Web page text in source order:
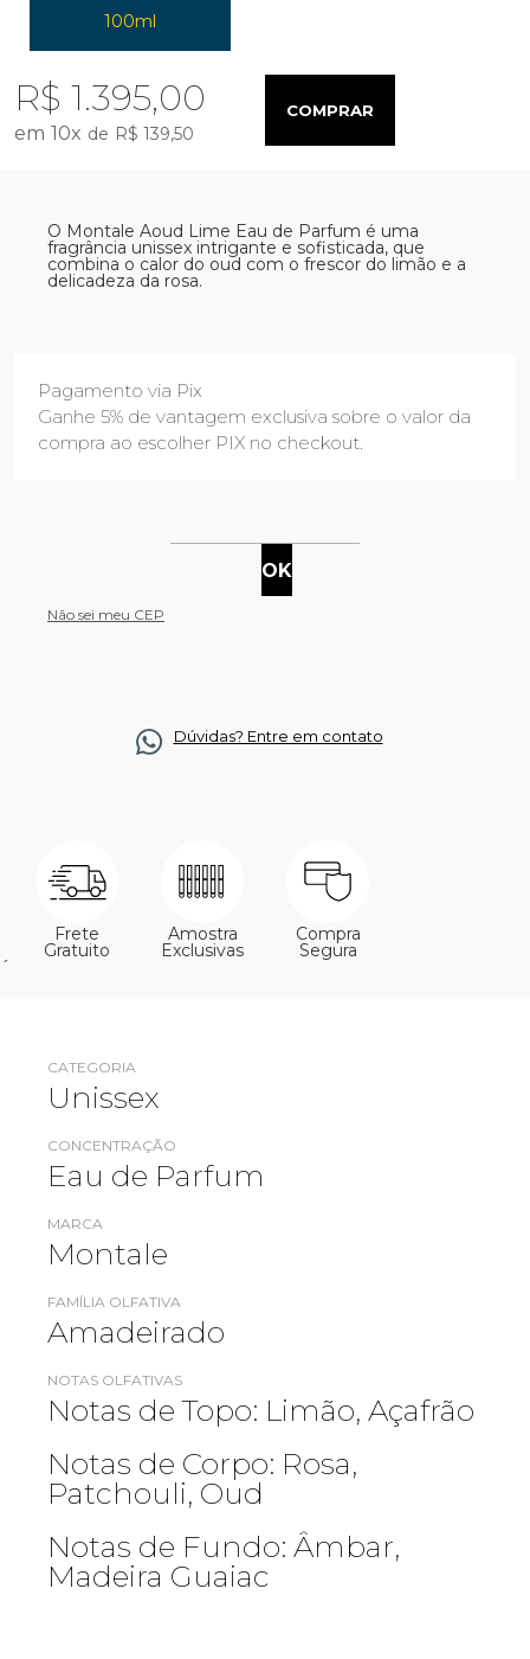
100ml
R$ 1.395,00
10x R$ 139,50
COMPRAR
O Montale Aoud Lime Eau de Parfum é uma
fragrância unissex intrigante e sofisticada, que
combina o calor do oud com o frescor do limão e a
delicadeza da rosa.
Pagamento via Pix
Ganhe 5% de vantagem exclusiva sobre o valor da
compra ao escolher PIX no checkout.
Não sei meu CEP
Dúvidas? Entre em contato
Frete
Gratuito
Amostra
Exclusivas
Compra
Segura
´
CATEGORIA
Unissex
CONCENTRAÇÃO
Eau de Parfum
MARCA
Montale
FAMÍLIA OLFATIVA
Amadeirado
NOTAS OLFATIVAS
Notas de Topo: Limão, Açafrão
Notas de Corpo: Rosa,
Patchouli, Oud
Notas de Fundo: Âmbar,
Madeira Guaiac